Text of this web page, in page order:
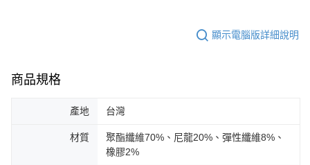
顯示電腦版詳細說明
商品規格
產地 台灣
材質
聚酯纖維70%、尼龍20%、彈性纖維8%、
橡膠2%